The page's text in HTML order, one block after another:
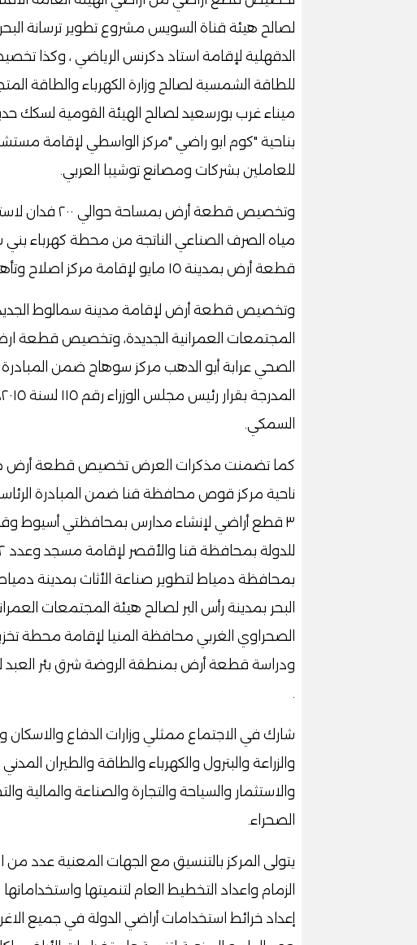
لصالح هيئة قناة السويس مشروع تطوير ترسانة
للطاقة الشمسية لصالح وزارة الكهرباء والطاقة
ميناء غرب بورسعيد لصالح الهيئة القومية
بناحية "كوم ابو راضي "مركز الواسطي لإقامة
للعاملين بشركات ومصانع توشيبا العربي.
وتخصيص قطعة
قطعة أرض بمدينة ١٥ مايو لإقامة مركز اصلاح وتأهيل عليها.
وتخصيص قطعة أرض لإقامة مدينة سمالوط
المجتمعات العمرانية الجديدة، وتخصيص
الصحي عرابة أبو الدهب مركز سوهاج ضمن المبادرة
السمكي.
كما تضمنت مذكرات العرض تخصيص قطعة أرض
ناحية مركز قوص محافظة قنا ضمن المبادرة
بمحافظة دمياط لتطوير صناعة الأثاث بمدينة
البحر بمدينة رأس البر لصالح هيئة المجتمعات
الصحراوي الغربي محافظة المنيا لإقامة محطة
ودراسة قطعة أرض بمنطقة الروضة شرق بئر
شارك في الاجتماع ممثلي وزارات الدفاع والاسكان
والزراعة والبترول والكهرباء والطاقة والطيران
والاستثمار والسياحة والتجارة والصناعة والمالية
الصحراء.
يتولى المركز بالتنسيق مع الجهات المعنية عدد من
الزمام واعداد التخطيط العام لتنميتها
إعداد خرائط استخدامات أراضي الدولة في جميع